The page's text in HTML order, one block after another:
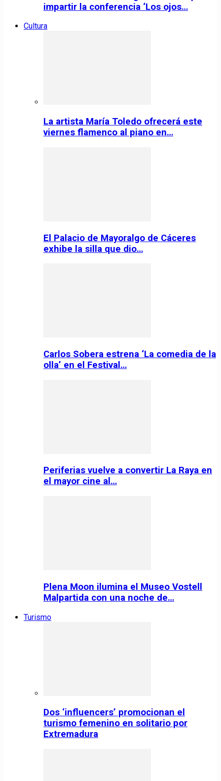
impartir la conferencia ‘Los ojos…
Cultura
La artista María Toledo ofrecerá este
viernes flamenco al piano en…
El Palacio de Mayoralgo de Cáceres
exhibe la silla que dio…
Carlos Sobera estrena ‘La comedia de la
olla’ en el Festival…
Periferias vuelve a convertir La Raya en
el mayor cine al…
Plena Moon ilumina el Museo Vostell
Malpartida con una noche de…
Turismo
Dos ‘influencers’ promocionan el
turismo femenino en solitario por
Extremadura